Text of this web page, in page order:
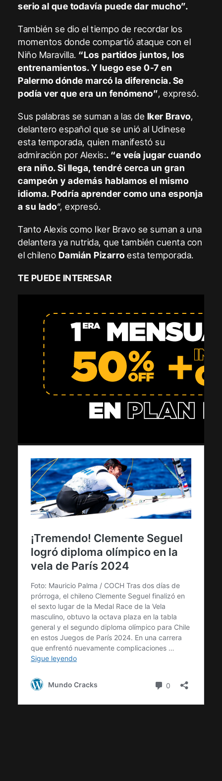
serio al que todavía puede dar mucho”.
También se dio el tiempo de recordar los
momentos donde compartió ataque con el
Niño Maravilla. “Los partidos juntos, los
entrenamientos. Y luego ese 0-7 en
Palermo dónde marcó la diferencia. Se
podía ver que era un fenómeno”, expresó.
Sus palabras se suman a las de Iker Bravo,
delantero español que se unió al Udinese
esta temporada, quien manifestó su
admiración por Alexis:. “e veía jugar cuando
era niño. Si llega, tendré cerca un gran
campeón y además hablamos el mismo
idioma. Podría aprender como una esponja
a su lado“, expresó.
Tanto Alexis como Iker Bravo se suman a una
delantera ya nutrida, que también cuenta con
el chileno Damián Pizarro esta temporada.
TE PUEDE INTERESAR